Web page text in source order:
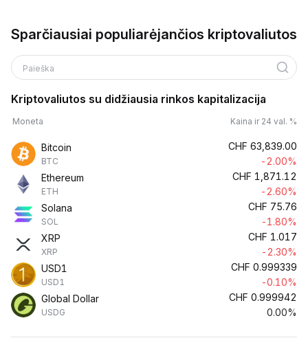
Sparčiausiai populiarėjančios kriptovaliutos
Paieška
Kriptovaliutos su didžiausia rinkos kapitalizacija
Moneta Kaina ir 24 val. %
Bitcoin
BTC
CHF 63,839.00
-2.00%
Ethereum
ETH
CHF 1,871.12
-2.60%
Solana
SOL
CHF 75.76
-1.80%
XRP
XRP
CHF 1.017
-2.30%
USD1
USD1
CHF 0.999339
-0.10%
Global Dollar
USDG
CHF 0.999942
0.00%